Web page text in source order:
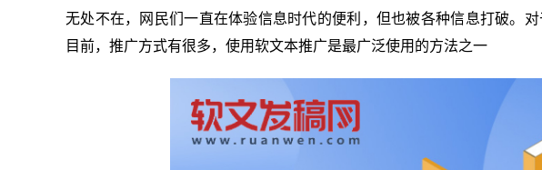
无处不在，网民们一直在体验信息时代的便利，但也被各种信息打破。
目前，推广方式有很多，使用软文本推广是最广泛使用的方法之一